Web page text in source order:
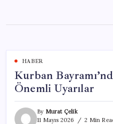
content
HABER
Kurban
Önemli Uyarılar
By Murat Çelik
11 Mayıs 2026
2 Min